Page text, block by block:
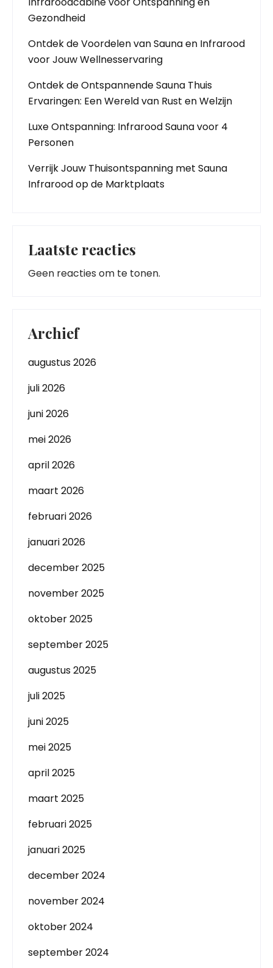
Gezondheid
Ontdek de Voordelen van Sauna en Infrarood
voor Jouw Wellnesservaring
Ontdek de Ontspannende Sauna Thuis
Ervaringen: Een Wereld van Rust en Welzijn
Luxe Ontspanning: Infrarood Sauna voor 4
Personen
Verrijk Jouw Thuisontspanning met Sauna
Infrarood op de Marktplaats
Laatste reacties
Geen reacties om te tonen.
Archief
augustus 2026
juli 2026
juni 2026
mei 2026
april 2026
maart 2026
februari 2026
januari 2026
december 2025
november 2025
oktober 2025
september 2025
augustus 2025
juli 2025
juni 2025
mei 2025
april 2025
maart 2025
februari 2025
januari 2025
december 2024
november 2024
oktober 2024
september 2024